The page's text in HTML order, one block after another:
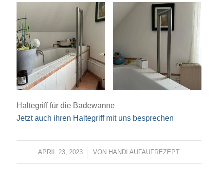
Haltegriff für die Badewanne
Jetzt auch ihren Haltegriff mit uns besprechen
APRIL 23, 2023
/ VON HANDLAUFAUFREZEPT